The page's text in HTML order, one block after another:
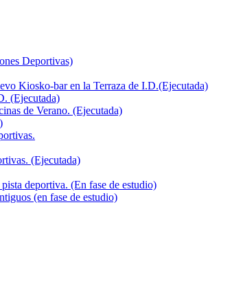
Deportivas)
Kiosko-bar en la Terraza de I.D.(Ejecutada)
(Ejecutada)
de Verano. (Ejecutada)
(Ejecutada)
deportiva. (En fase de estudio)
(en fase de estudio)